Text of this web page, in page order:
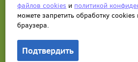
файлов cookies и политикой
можете запретить обработку сookies
браузера.
Подтвердить